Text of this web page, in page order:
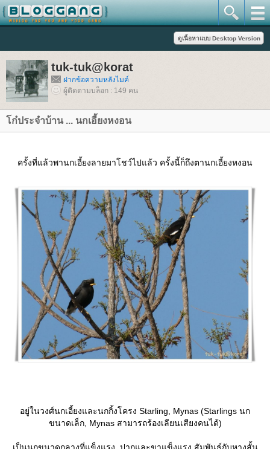
tuk-tuk@korat
ฝากข้อความหลังไมค์
ผู้ติดตามบล็อก : 149 คน
ก๋ประจำบ้าน ... นกเอี้ยงหงอน
ครั้งที่แล้วพานกเอี้ยงลายมาโชว์ไปแล้ว ครั้งนี้ก็ถึงตานกเอี้ยงหงอน
อยู่ในวงศ์นกเอี้ยงและนกกิ้งโครง Starling, Mynas (Starlings นก
ขนาดเล็ก, Mynas สามารถร้องเลียนเสียงคนได้)